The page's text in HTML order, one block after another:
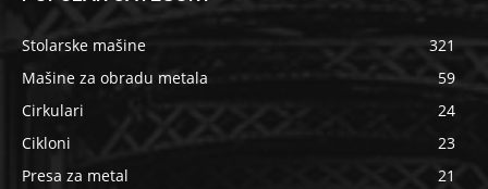
Stolarske mašine
321
Mašine za obradu metala
59
Cirkulari
24
Cikloni
23
Presa za metal
21